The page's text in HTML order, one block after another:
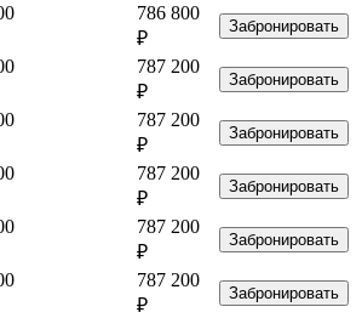
786 800
₽
Забронировать
787 200
₽
Забронировать
787 200
₽
Забронировать
787 200
₽
Забронировать
787 200
₽
Забронировать
787 200
₽
Забронировать